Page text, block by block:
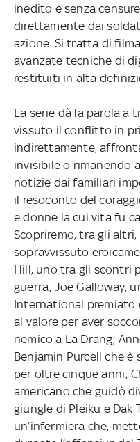
inedito e senza
direttamente dai
azione. Si tratta di
avanzate tecniche di
restituiti in alta
La serie dà la parola a
vissuto il conflitto in
indirettamente,
invisibile o rimanendo
notizie dai familiari
il resoconto del
e donne la cui vita fu
Scopriremo, tra gli
sopravvissuto
Hill, uno tra gli scontri
guerra; Joe Galloway,
International premiato
al valore per aver
nemico a La Drang;
Benjamin Purcell che
per oltre cinque anni;
americano che guidò
giungle di Pleiku e Dak
un’infermiera che,